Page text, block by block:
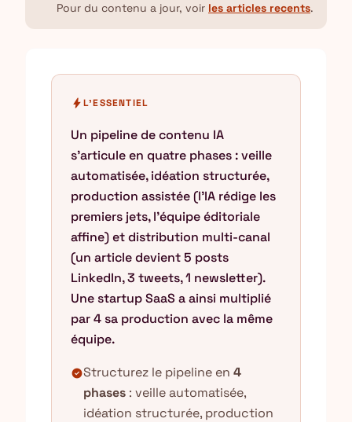
Pour du contenu a jour, voir les articles recents.
boltL'ESSENTIEL
Un pipeline de contenu IA
s'articule en quatre phases : veille
automatisée, idéation structurée,
production assistée (l'IA rédige les
premiers jets, l'équipe éditoriale
affine) et distribution multi-canal
(un article devient 5 posts
LinkedIn, 3 tweets, 1 newsletter).
Une startup SaaS a ainsi multiplié
par 4 sa production avec la même
équipe.
check_circleStructurez le pipeline en 4
phases : veille automatisée,
idéation structurée, production